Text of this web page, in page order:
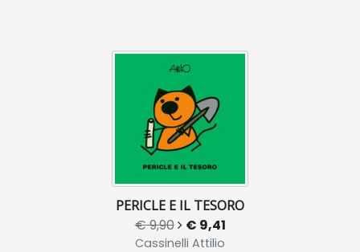
PERICLE E IL TESORO
€ 9,90 € 9,41
Cassinelli Attilio